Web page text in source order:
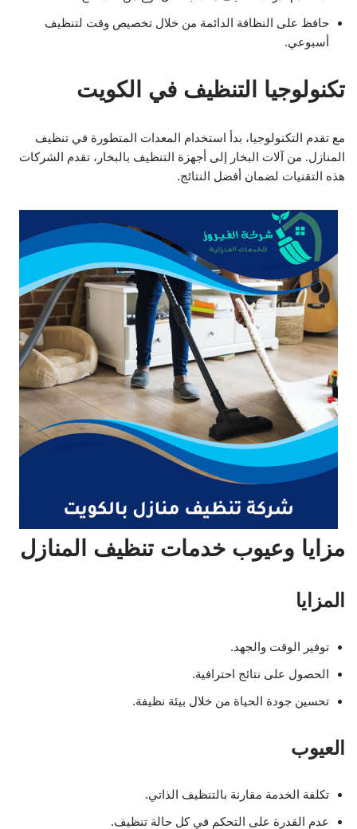
حافظ على النظافة الدائمة من خلال تخصيص وقت لتنظيف
أسبوعي.
تكنولوجيا التنظيف في الكويت
مع تقدم التكنولوجيا، بدأ استخدام المعدات المتطورة في تنظيف
المنازل. من آلات البخار إلى أجهزة التنظيف بالبخار، تقدم الشركات
هذه التقنيات لضمان أفضل النتائج.
مزايا وعيوب خدمات تنظيف المنازل
المزايا
توفير الوقت والجهد.
الحصول على نتائج احترافية.
تحسين جودة الحياة من خلال بيئة نظيفة.
العيوب
تكلفة الخدمة مقارنة بالتنظيف الذاتي.
عدم القدرة على التحكم في كل حالة تنظيف.